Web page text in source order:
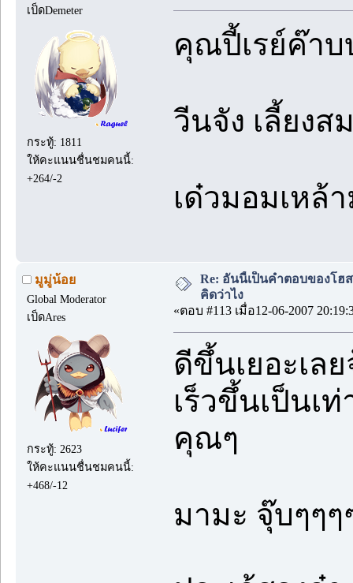
เป็ดDemeter
กระทู้: 1811
ให้คะแนนชื่นชมคนนี้:
+264/-2
คุณปี้เรย์ค๊า
วีนจัง เลี้ยง
เด๋วมอมเห
มูมู่น้อย
Global Moderator
เป็ดAres
กระทู้: 2623
ให้คะแนนชื่นชมคนนี้:
+468/-12
Re: อันนี้เป็นคำตอบของโฮ
คิดว่าไง
«ตอบ #113 เมื่อ12-06-2007
ดีขึ้นเยอะเล
เร็วขึ้นเป็นเ
คุณๆ
มามะ จุ๊บๆๆ